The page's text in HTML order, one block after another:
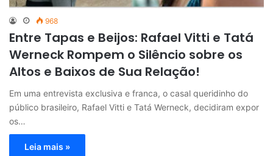
968
Entre Tapas e Beijos: Rafael Vitti e Tatá
Werneck Rompem o Silêncio sobre os
Altos e Baixos de Sua Relação!
Em uma entrevista exclusiva e franca, o casal queridinho do
público brasileiro, Rafael Vitti e Tatá Werneck, decidiram expor
os…
Leia mais »